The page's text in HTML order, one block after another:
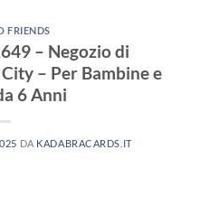
FRIENDS
– Negozio di
– Per Bambine e
6 Anni
DA KADABRACARDS.IT